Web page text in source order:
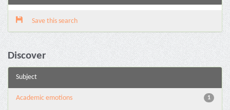
Save this search
Discover
Subject
1
Academic emotions